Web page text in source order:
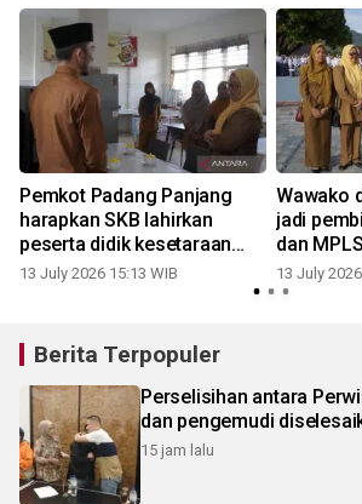
Pemkot Padang Panjang
harapkan SKB lahirkan
peserta didik kesetaraan
yang terampil
13 July 2026 15:13 WIB
Wawako
jadi
dan
Panjang
13 July
Berita Terpopuler
Perselisihan antara
dan pengemudi
15 jam lalu